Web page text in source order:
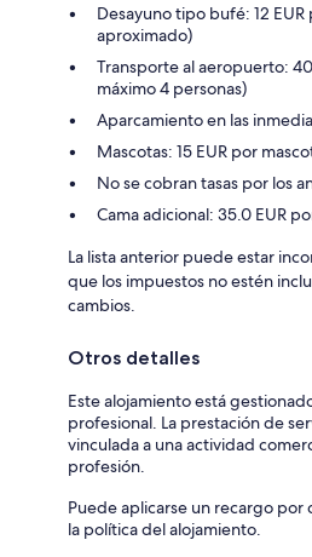
Desayuno tipo bufé: 12
aproximado)
Transporte al aeropuerto:
máximo 4 personas)
Aparcamiento en las
Mascotas: 15 EUR por
No se cobran tasas por los
Cama adicional: 35.0 EUR
La lista anterior puede estar
que los impuestos no estén
cambios.
Otros detalles
Este alojamiento está
profesional. La prestación de
vinculada a una actividad
profesión.
Puede aplicarse un recargo por
la política del alojamiento.